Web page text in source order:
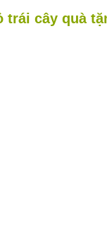
trái cây quà